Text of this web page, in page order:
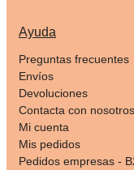
Ayuda
Preguntas frecuentes
Envíos
Devoluciones
Contacta con nosotros
Mi cuenta
Mis pedidos
Pedidos empresas -